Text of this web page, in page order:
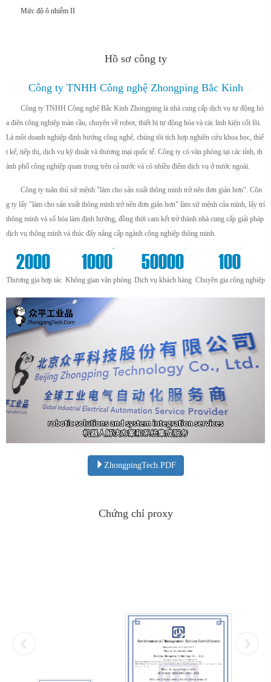
Mức độ ô nhiễm II
Hồ sơ công ty
Công ty TNHH Công nghệ Zhongping Bắc Kinh
Công ty TNHH Công nghệ Bắc Kinh Zhongping là nhà cung cấp dịch vụ tự động hó
a điện công nghiệp toàn cầu, chuyên về robot, thiết bị tự động hóa và các linh kiện cốt lõi.
Là một doanh nghiệp định hướng công nghệ, chúng tôi tích hợp nghiên cứu khoa học, thiế
t kế, tiếp thị, dịch vụ kỹ thuật và thương mại quốc tế. Công ty có văn phòng tại các tỉnh, th
ành phố công nghiệp quan trọng trên cả nước và có nhiều điểm dịch vụ ở nước ngoài.
Công ty tuân thủ sứ mệnh "làm cho sản xuất thông minh trở nên đơn giản hơn". Côn
g ty lấy "làm cho sản xuất thông minh trở nên đơn giản hơn" làm sứ mệnh của mình, lấy trí
thông minh và số hóa làm định hướng, đồng thời cam kết trở thành nhà cung cấp giải pháp
dịch vụ thông minh và thúc đẩy nâng cấp ngành công nghiệp thông minh.
2000
+
Thương gia hợp tác
1000
m²
Không gian văn phòng
50000
+
Dịch vụ khách hàng
100
+
Chuyên gia công nghiệp
ZhongpingTech.PDF
Chứng chỉ proxy